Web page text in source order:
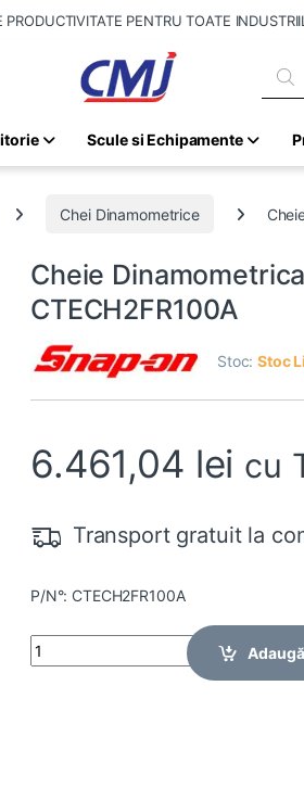
PRODUCTIVITATE PENTRU TOATE
Scule si Echipamente
Chei Dinamometrice
Cheie
CTECH2FR100A
Stoc:Stoc
6.461,04 lei cu
Transport gratuit la
P/N°: CTECH2FR100A
Quantity